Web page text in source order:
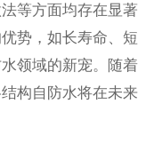
等方面均存在显著
势，如长寿命、短
领域的新宠。随着
构自防水将在未来